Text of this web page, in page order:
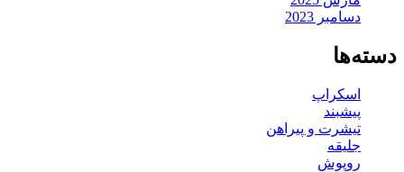
دسامبر 2023
دسته‌ها
اسکراپ
پیشبند
تیشرت و پیراهن
جلیقه
روپوش